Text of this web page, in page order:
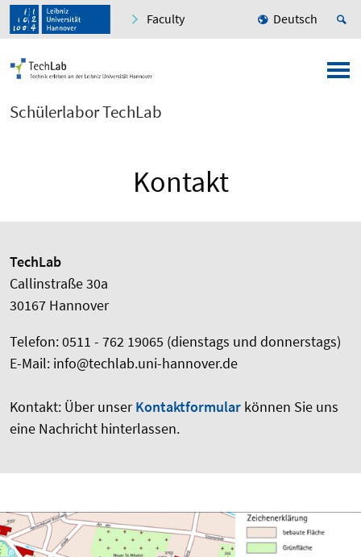
Faculty Deutsch
Schülerlabor TechLab
Kontakt
TechLab
Callinstraße 30a
30167 Hannover
Telefon: 0511 - 762 19065 (dienstags und donnerstags)
E-Mail: info@techlab.uni-hannover.de
Kontakt: Über unserKontaktformular können Sie uns
eine Nachricht hinterlassen.